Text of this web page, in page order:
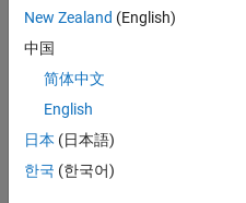
lteDLPrecode
lteULDeprecode
lteULPrecode
lteTransmitDiversityDecode
New Zealand (English)
中国
简体中文
English
日本 (日本語)
한국 (한국어)